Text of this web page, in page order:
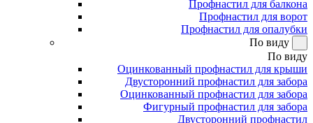
Профнастил для балкона
Профнастил для ворот
Профнастил для опалубки
По виду
По виду
Оцинкованный профнастил для крыши
Двусторонний профнастил для забора
Оцинкованный профнастил для забора
Фигурный профнастил для забора
Двусторонний профнастил